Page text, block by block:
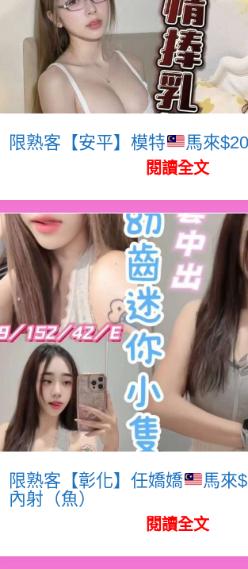
限熟客【安平】模特 馬來
閱讀全文
限熟客【彰化】任嬌嬌
馬來
內射（魚）
閱讀全文